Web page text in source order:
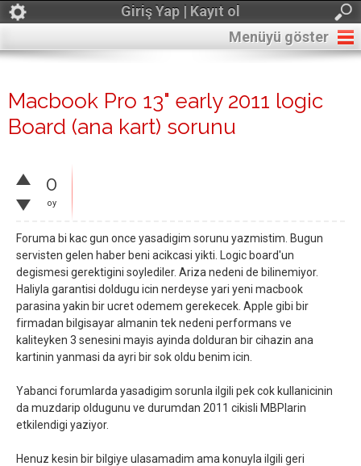
Giriş Yap | Kayıt ol
Menüyü göster
Macbook Pro 13" early 2011 logic
Board (ana kart) sorunu
0
oy
Foruma bi kac gun once yasadigim sorunu yazmistim. Bugun
servisten gelen haber beni acikcasi yikti. Logic board'un
degismesi gerektigini soylediler. Ariza nedeni de bilinemiyor.
Haliyla garantisi doldugu icin nerdeyse yari yeni macbook
parasina yakin bir ucret odemem gerekecek. Apple gibi bir
firmadan bilgisayar almanin tek nedeni performans ve
kaliteyken 3 senesini mayis ayinda dolduran bir cihazin ana
kartinin yanmasi da ayri bir sok oldu benim icin.
Yabanci forumlarda yasadigim sorunla ilgili pek cok kullanicinin
da muzdarip oldugunu ve durumdan 2011 cikisli MBPlarin
etkilendigi yaziyor.
Henuz kesin bir bilgiye ulasamadim ama konuyla ilgili geri